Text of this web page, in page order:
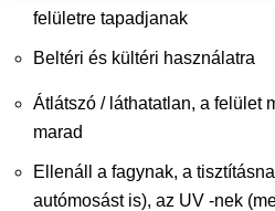
felületre tapadjanak
Beltéri és kültéri használatra
Átlátszó / láthatatlan, a felület
marad
Ellenáll a fagynak, a
autómosást is), az UV -nek